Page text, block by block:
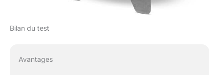
Bilan du test
Avantages